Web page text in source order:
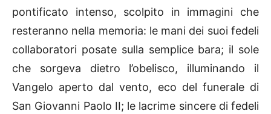
pontificato intenso, scolpito in immagini che
resteranno nella memoria: le mani dei suoi fedeli
collaboratori posate sulla semplice bara; il sole
che sorgeva dietro l’obelisco, illuminando il
Vangelo aperto dal vento, eco del funerale di
San Giovanni Paolo II; le lacrime sincere di fedeli